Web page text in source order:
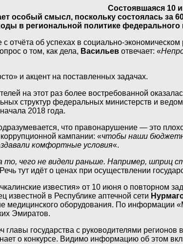
Состоявшаяся 10
особый смысл, поскольку состоялась за
в региональной политике
отчёта об успехах в социально-
о том, как дела, Васильев отвечает: «
и акцент на поставленных задачах.
на этот раз более востребованной
структур федеральных министерств и
2018 года.
что правонарушение — это
кампании: «чтобы наши
комфортные условия«.
чего не видели раньше. Например, шприц
тут идёт о ценах при осуществлении
известия» от 10 июня о повторном
известной в Республике аптечной сети
оборудования. По информации
Эмиратов.
государства с руководителями регионов
о конкурсе. Видимо информацию об этом